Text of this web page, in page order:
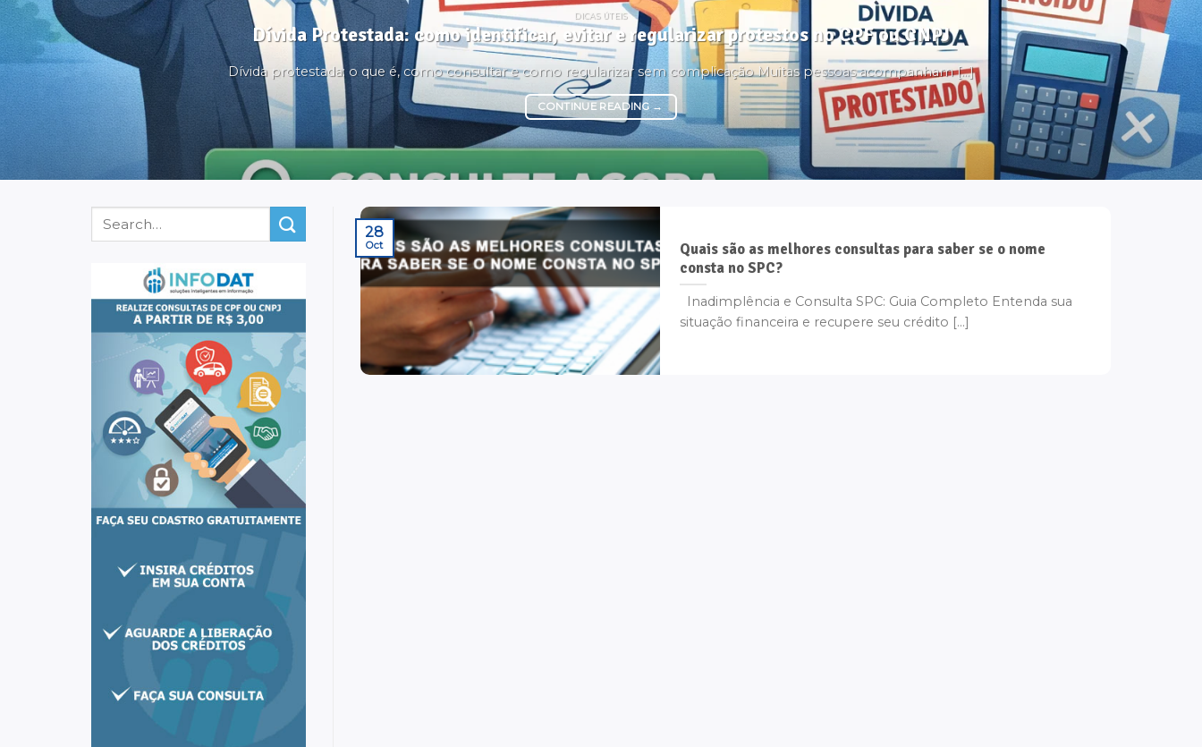
DICAS ÚTEIS
Dívida Protestada: como identificar, evitar e regularizar protestos no CPF ou CNPJ
Dívida protestada: o que é, como consultar e como regularizar sem complicação Muitas pessoas acompanham [...]
CONTINUE READING→
Quais são as melhores consultas para saber se o nome
consta no SPC?
Inadimplência e Consulta SPC: Guia Completo Entenda sua
situação financeira e recupere seu crédito [...]
28
Oct